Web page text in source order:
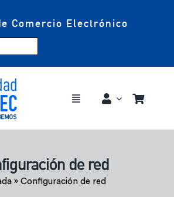
Comercio Electrónico
Toggle
de red
» Configuración de red